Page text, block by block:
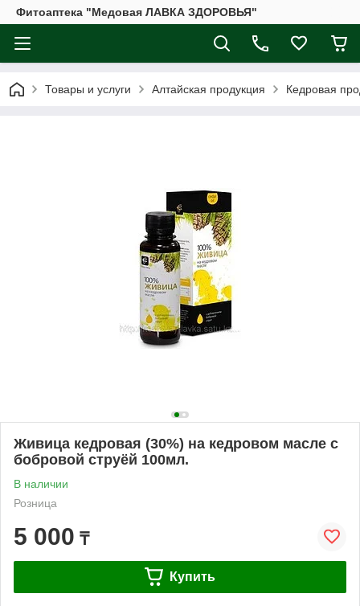
Фитоаптека "Медовая ЛАВКА ЗДОРОВЬЯ"
Товары и услуги Алтайская продукция Кедровая
Живица кедровая (30%) на кедровом масле с
бобровой струёй 100мл.
В наличии
Розница
5 000 ₸
Купить